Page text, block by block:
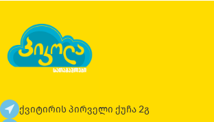
ქვიტირის პირველი ქუჩა 2გ